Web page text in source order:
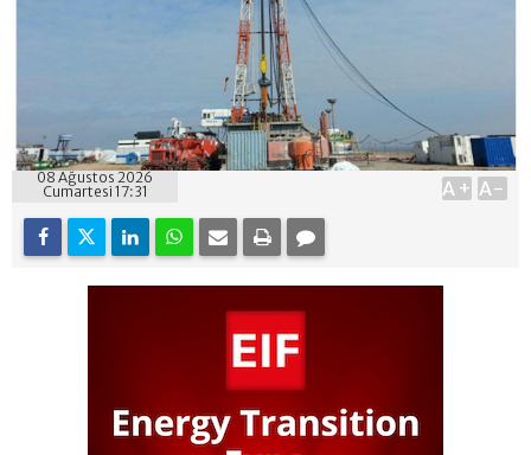
08 Ağustos 2026
Cumartesi 17:31
A+ A-